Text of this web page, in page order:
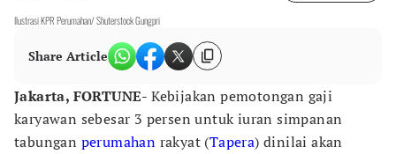
Ilustrasi KPR Perumahan/ Shuterstock Gungpri
Share Article
Jakarta, FORTUNE- Kebijakan pemotongan gaji
karyawan sebesar 3 persen untuk iuran simpanan
tabungan perumahan rakyat (Tapera) dinilai akan